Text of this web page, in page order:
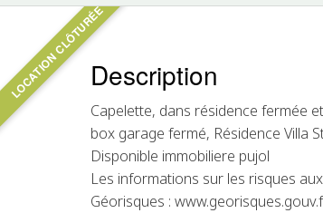
LOCATION CLÔTURÉE LOUÉ
Description
Capelette, dans résidence fermée
box garage fermé, Résidence Villa
Disponible immobiliere pujol
Les informations sur les risques
Géorisques :